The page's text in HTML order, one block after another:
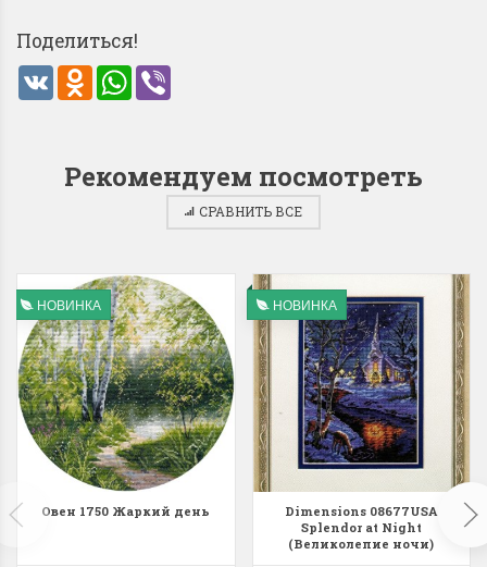
Анастасия Туманова
1 июня 2024 11:29
Dimensions 35231
Willow Swan
(Ива-лебедь)
Хороший набор
Отличный набор, канва,
нитки и схема, всё в
отличном состоянии.
Ларина Евгения
13648USA
Bear and
(Белый
с
Красивый
Очень красивый
раритетный
комплектация
Поделиться!
VK Odnoklassniki
WhatsApp
Рекомендуем посмотреть
СРАВНИТЬ ВСЕ
НОВИНКА
Овен 1750 Жаркий день
НОВИНКА
Dimensions 08677USA
Splendor at Night
(Великолепие ночи)